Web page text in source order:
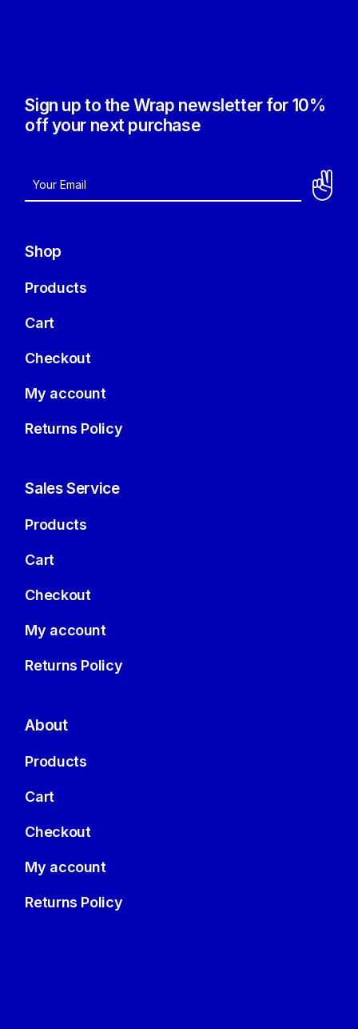
Sign up to the Wrap newsletter for 10%
off your next purchase
Shop
Products
Cart
Checkout
My account
Returns Policy
Sales Service
Products
Cart
Checkout
My account
Returns Policy
About
Products
Cart
Checkout
My account
Returns Policy